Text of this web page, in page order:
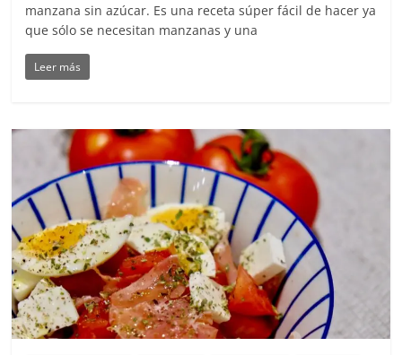
manzana sin azúcar. Es una receta súper fácil de hacer ya
que sólo se necesitan manzanas y una
Leer más